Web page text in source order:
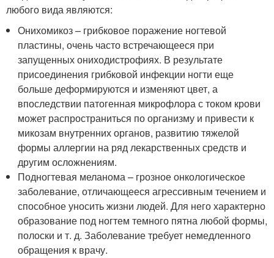
любого вида являются:
Онихомикоз – грибковое поражение ногтевой
пластины, очень часто встречающееся при
запущенных ониходистрофиях. В результате
присоединения грибковой инфекции ногти еще
больше деформируются и изменяют цвет, а
впоследствии патогенная микрофлора с током крови
может распространиться по организму и привести к
микозам внутренних органов, развитию тяжелой
формы аллергии на ряд лекарственных средств и
другим осложнениям.
Подногтевая меланома – грозное онкологическое
заболевание, отличающееся агрессивным течением и
способное уносить жизни людей. Для него характерно
образование под ногтем темного пятна любой формы,
полоски и т. д. Заболевание требует немедленного
обращения к врачу.